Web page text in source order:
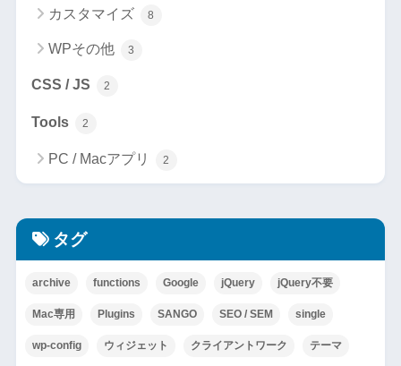
カスタマイズ 8
WPその他 3
CSS / JS 2
Tools 2
PC / Macアプリ 2
タグ
archive functions Google jQuery jQuery不要
Mac専用 Plugins SANGO SEO / SEM single
wp-config ウィジェット クライアントワーク テーマ